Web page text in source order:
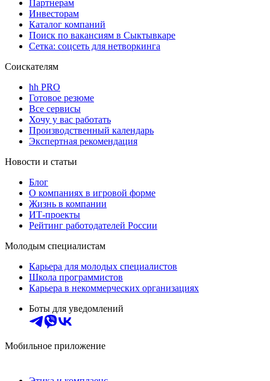
Партнерам
Инвесторам
Каталог компаний
Поиск по вакансиям в Сыктывкаре
Сетка: соцсеть для нетворкинга
Соискателям
hh PRO
Готовое резюме
Все сервисы
Хочу у вас работать
Производственный календарь
Экспертная рекомендация
Новости и статьи
Блог
О компаниях в игровой форме
Жизнь в компании
ИТ-проекты
Рейтинг работодателей России
Молодым специалистам
Карьера для молодых специалистов
Школа программистов
Карьера в некоммерческих организациях
Боты для уведомлений
Мобильное приложение